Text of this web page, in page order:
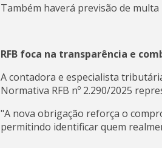
Também haverá previsão de
RFB foca na transparência e
A contadora e especialista
Normativa RFB nº 2.290/2025
"A nova obrigação reforça o
permitindo identificar quem